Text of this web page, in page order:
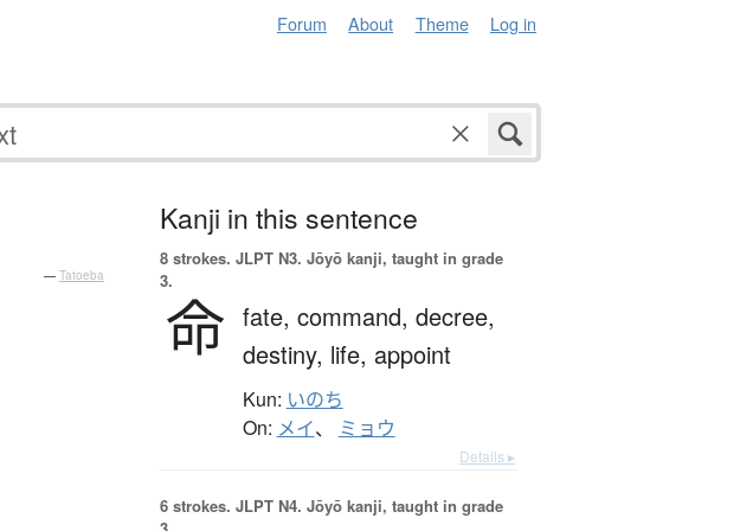
Forum About Theme Log in
— Tatoeba
Kanji in this sentence
8 strokes. JLPT N3. Jōyō kanji, taught in grade
3.
命 fate, command, decree,
destiny, life, appoint
Kun: いのち
On: メイ、 ミョウ
Details ▸
6 strokes. JLPT N4. Jōyō kanji, taught in grade